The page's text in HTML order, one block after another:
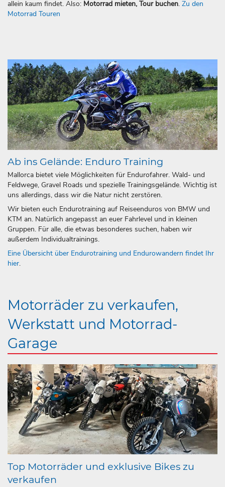
allein kaum findet. Also: Motorrad mieten, Tour buchen. Zu den
Motorrad Touren
Ab ins Gelände: Enduro Training
Mallorca bietet viele Möglichkeiten für Endurofahrer. Wald- und
Feldwege, Gravel Roads und spezielle Trainingsgelände. Wichtig ist
uns allerdings, dass wir die Natur nicht zerstören.
Wir bieten euch Endurotraining auf Reiseenduros von BMW und
KTM an. Natürlich angepasst an euer Fahrlevel und in kleinen
Gruppen. Für alle, die etwas besonderes suchen, haben wir
außerdem Individualtrainings.
Eine Übersicht über Endurotraining und Endurowandern findet Ihr
hier.
Motorräder zu verkaufen,
Werkstatt und Motorrad-
Garage
Top Motorräder und exklusive Bikes zu
verkaufen